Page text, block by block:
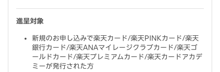
進呈対象
新規のお申し込みで楽天カード/楽天PINKカード/楽天
銀行カード/楽天ANAマイレージクラブカード/楽天ゴ
ールドカード/楽天プレミアムカード/楽天カードアカデ
ミーが発行された方